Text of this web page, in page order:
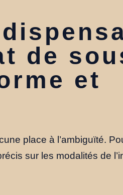
de
et
place à l’ambiguïté.
sur les modalités de